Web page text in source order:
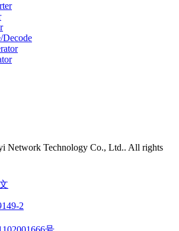
Decode
Network Technology Co., Ltd.. All rights
2